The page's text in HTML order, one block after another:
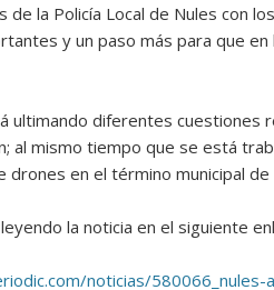
de la Policía Local de Nules con
y un paso más para que
ultimando diferentes cuestiones
al mismo tiempo que se está
drones en el término municipal
la noticia en el siguiente
noticias/580066_nules-